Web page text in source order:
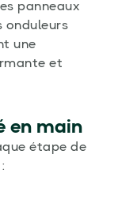
panneaux
onduleurs
une
et
en main
étape de
: